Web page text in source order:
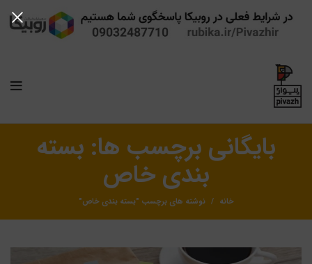
بایگانی برچسب ها: بسته
بندی خاص
خانه نوشته های برچسب "بسته بندی خاص"